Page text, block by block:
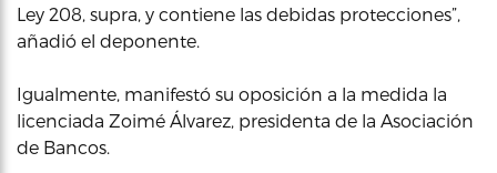
Ley 208, supra, y contiene las debidas protecciones”,
añadió el deponente.
Igualmente, manifestó su oposición a la medida la
licenciada Zoimé Álvarez, presidenta de la Asociación
de Bancos.